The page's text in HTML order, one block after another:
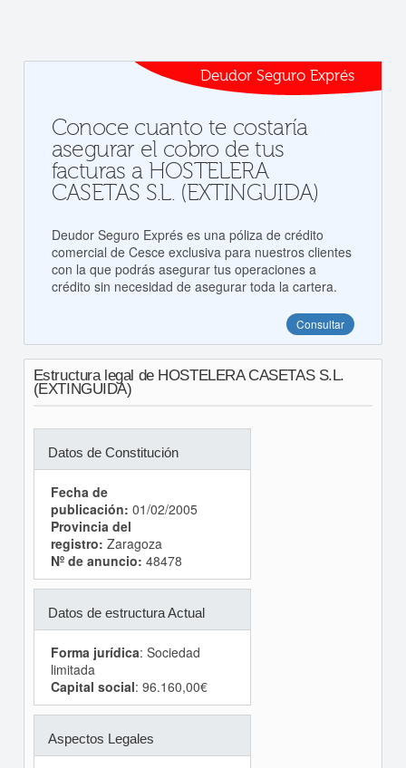
Deudor Seguro Exprés
Conoce cuanto te costaría
asegurar el cobro de tus
facturas a HOSTELERA
CASETAS S.L. (EXTINGUIDA)
Deudor Seguro Exprés es una póliza de crédito
comercial de Cesce exclusiva para nuestros clientes
con la que podrás asegurar tus operaciones a
crédito sin necesidad de asegurar toda la cartera.
Consultar
Estructura legal de HOSTELERA CASETAS S.L.
(EXTINGUIDA)
Datos de Constitución
Fecha de
publicación: 01/02/2005
Provincia del
registro: Zaragoza
Nº de anuncio: 48478
Datos de estructura Actual
Forma jurídica: Sociedad
limitada
Capital social: 96.160,00€
Aspectos Legales